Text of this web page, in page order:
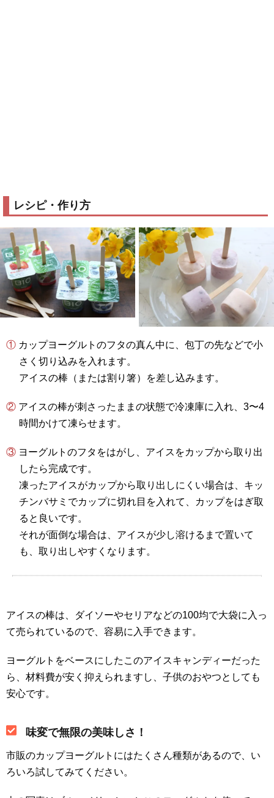
レシピ・作り方
① カップヨーグルトのフタの真ん中に、包丁の先などで小
さく切り込みを入れます。
アイスの棒（または割り箸）を差し込みます。
② アイスの棒が刺さったままの状態で冷凍庫に入れ、3〜4
時間かけて凍らせます。
③ ヨーグルトのフタをはがし、アイスをカップから取り出
したら完成です。
凍ったアイスがカップから取り出しにくい場合は、キッ
チンバサミでカップに切れ目を入れて、カップをはぎ取
ると良いです。
それが面倒な場合は、アイスが少し溶けるまで置いて
も、取り出しやすくなります。
アイスの棒は、ダイソーやセリアなどの100均で大袋に入っ
て売られているので、容易に入手できます。
ヨーグルトをベースにしたこのアイスキャンディーだった
ら、材料費が安く抑えられますし、子供のおやつとしても
安心です。
味変で無限の美味しさ！
市販のカップヨーグルトにはたくさん種類があるので、い
ろいろ試してみてください。